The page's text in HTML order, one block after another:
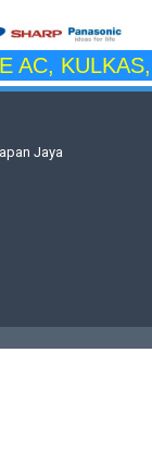
KULKAS,
Jaya